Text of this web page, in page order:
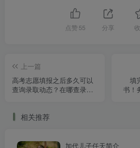
点赞 55 分享
上一篇
高考志愿填报之后多久可以
查询录取动态？在哪查录取
填
书！
相关推荐
加代儿子任天简介